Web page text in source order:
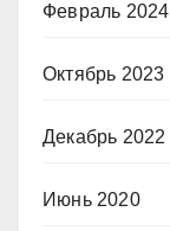
Февраль 2024
Октябрь 2023
Декабрь 2022
Июнь 2020